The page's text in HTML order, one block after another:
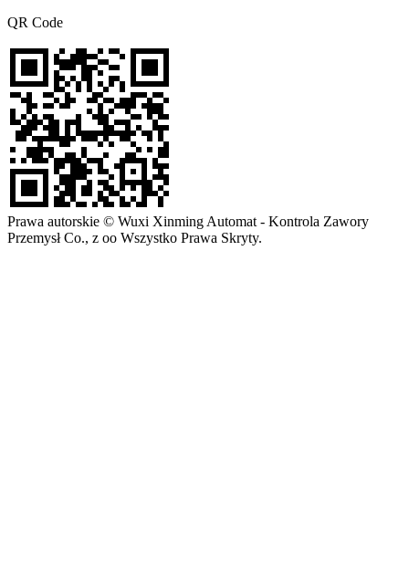
QR Code
Prawa autorskie © Wuxi Xinming Automat - Kontrola Zawory
Przemysł Co., z oo Wszystko Prawa Skryty.